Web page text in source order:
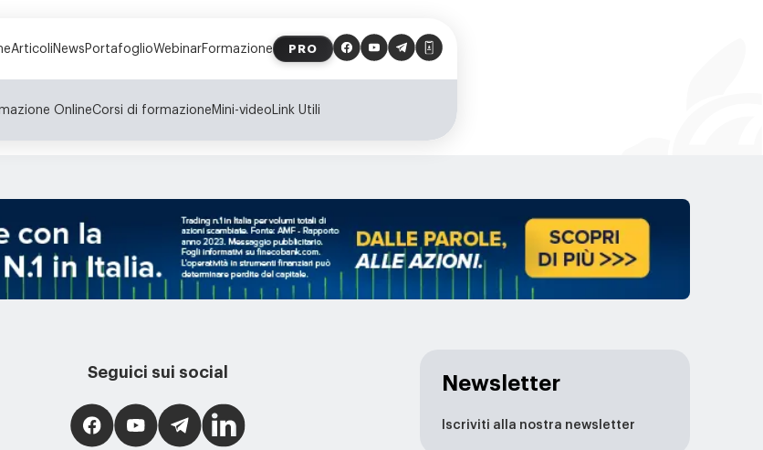
Articoli News PortafoglioWebinarFormazione PRO
OnlineCorsi di formazione Mini-video Link Utili
Seguici sui social
Newsletter
Iscriviti alla nostra newsletter